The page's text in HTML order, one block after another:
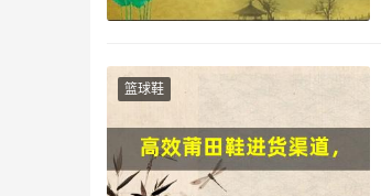
篮球鞋